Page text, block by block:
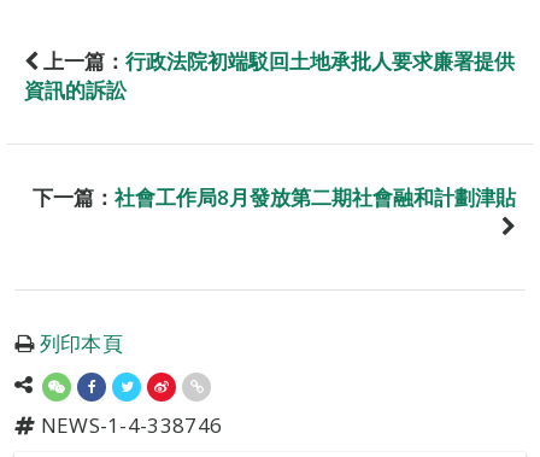
上一篇： 行政法院初端駁回土地承批人要求廉署提供
資訊的訴訟
下一篇： 社會工作局8月發放第二期社會融和計劃津貼
列印本頁
NEWS-1-4-338746